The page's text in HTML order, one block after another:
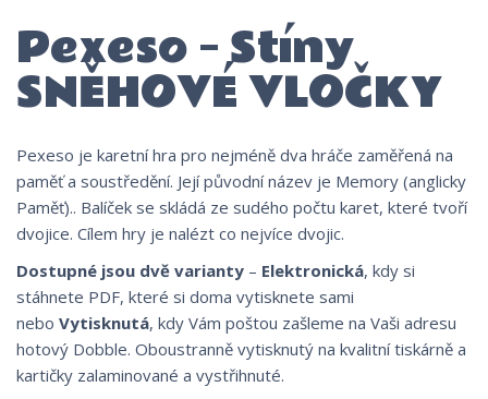
Pexeso – Stíny
SNĚHOVÉ VLOČKY
Pexeso je karetní hra pro nejméně dva hráče zaměřená na
paměť a soustředění. Její původní název je Memory (anglicky
Paměť).. Balíček se skládá ze sudého počtu karet, které tvoří
dvojice. Cílem hry je nalézt co nejvíce dvojic.
Dostupné jsou dvě varianty – Elektronická, kdy si
stáhnete PDF, které si doma vytisknete sami
nebo Vytisknutá, kdy Vám poštou zašleme na Vaši adresu
hotový Dobble. Oboustranně vytisknutý na kvalitní tiskárně a
kartičky zalaminované a vystřihnuté.